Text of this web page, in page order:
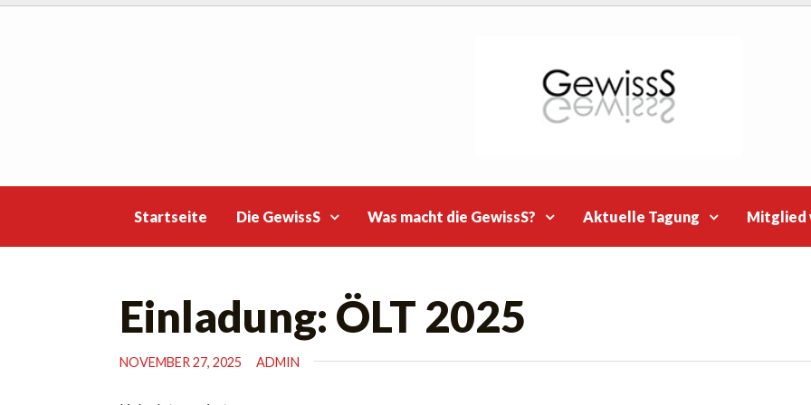
Skip
Startseite Die GewissS Was macht die GewissS? Aktuelle Tagung Mitglied
Einladung: ÖLT 2025
NOVEMBER 27, 2025 ADMIN